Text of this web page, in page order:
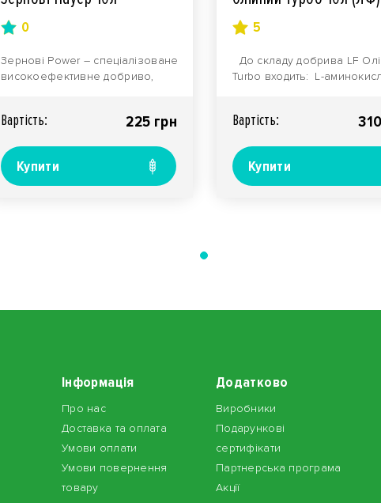
0
Зернові Power – спеціалізоване
високоефективне добриво,
Вартiсть: 225 грн
Купити
5
До складу добрива LF
Turbo входить: L-
Вартiсть:
Купити
Інформація
Про нас
Доставка та оплата
Умови оплати
Умови повернення
товару
Додатково
Виробники
Подарункові
сертифікати
Партнерська програма
Акції